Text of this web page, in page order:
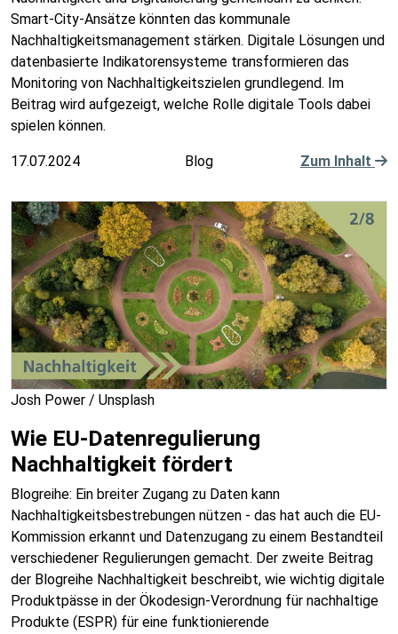
Smart-City-Ansätze könnten das kommunale
Nachhaltigkeitsmanagement stärken. Digitale Lösungen und
datenbasierte Indikatorensysteme transformieren das
Monitoring von Nachhaltigkeitszielen grundlegend. Im
Beitrag wird aufgezeigt, welche Rolle digitale Tools dabei
spielen können.
17.07.2024 Blog Zum Inhalt
Josh Power / Unsplash
Wie EU-Datenregulierung
Nachhaltigkeit fördert
Blogreihe: Ein breiter Zugang zu Daten kann
Nachhaltigkeitsbestrebungen nützen - das hat auch die EU-
Kommission erkannt und Datenzugang zu einem Bestandteil
verschiedener Regulierungen gemacht. Der zweite Beitrag
der Blogreihe Nachhaltigkeit beschreibt, wie wichtig digitale
Produktpässe in der Ökodesign-Verordnung für nachhaltige
Produkte (ESPR) für eine funktionierende